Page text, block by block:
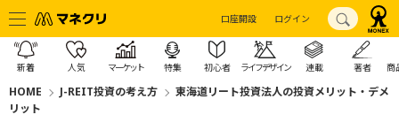
口座開設 ログイン
新着 人気 マーケット 特集 初心者 ライフデザイン 連載 著者 商
HOME J-REIT投資の考え方
東海道リート投資法人の投資メリット・デメ
リット